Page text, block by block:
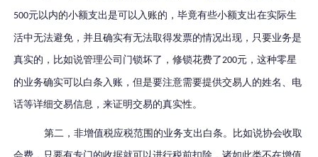
500元以内的小额支出是可以入账的，毕竟有些小额支出在实际生
活中无法避免，并且确实有无法取得发票的情况出现，只要业务是
真实的，比如说管理公司门锁坏了，修锁花费了200元，这种零星
的业务确实可以白条入账，但是要注意需要提供交易人的姓名、电
话等详细交易信息，来证明交易的真实性。
第二，非增值税应税范围的业务支出白条。比如说协会收取